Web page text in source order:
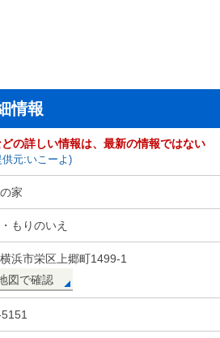
情報
の詳しい情報は、最新の情報ではない
供元:いこーよ)
家
もりのいえ
浜市栄区上郷町1499-1
図で確認